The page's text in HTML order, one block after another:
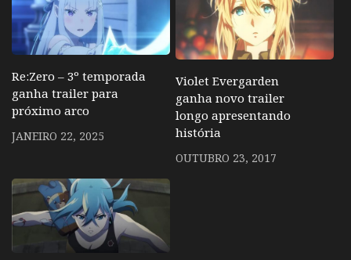
Re:Zero – 3º temporada
ganha trailer para
próximo arco
JANEIRO 22, 2025
Violet Evergarden
ganha novo trailer
longo apresentando
história
OUTUBRO 23, 2017